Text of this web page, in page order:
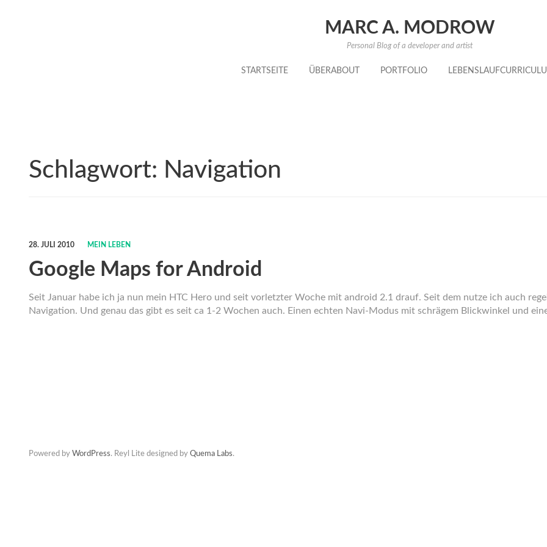
MARC A. MODROW
Personal Blog of a developer and artist
STARTSEITE ÜBERABOUT PORTFOLIO LEBENSLAUF
Schlagwort: Navigation
28. JULI 2010 MEIN LEBEN
Google Maps for Android
Seit Januar habe ich ja nun mein HTC Hero und seit vorletzter Woche mit android 2.1 drauf. Seit dem nutze ich auch
Navigation. Und genau das gibt es seit ca 1-2 Wochen auch. Einen echten Navi-Modus mit schrägem Blickwinkel und
Powered by WordPress. Reyl Lite designed by Quema Labs.